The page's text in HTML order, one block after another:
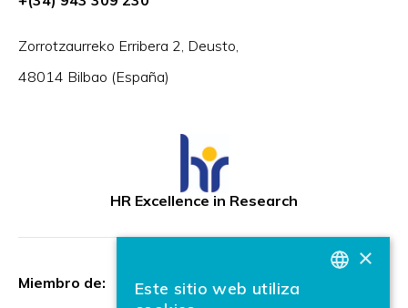
Zorrotzaurreko Erribera 2, Deusto,
48014 Bilbao (España)
HR Excellence in Research
Miembro de:
×
Este sitio web utiliza